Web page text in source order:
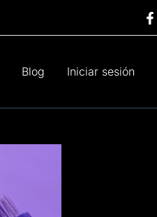
Blog Iniciar sesión